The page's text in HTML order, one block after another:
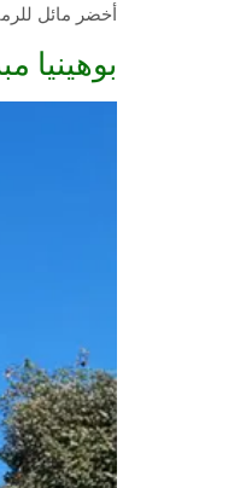
أخضر مائل
بوهينيا